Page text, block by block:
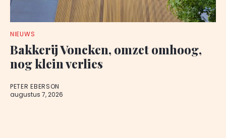
NIEUWS
Bakkerij Voncken, omzet omhoog,
nog klein verlies
PETER EBERSON
augustus 7, 2026